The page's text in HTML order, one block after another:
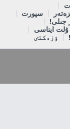
سپورت
جىلى!
ۇلت ايناسى
ٶزەكتٸ